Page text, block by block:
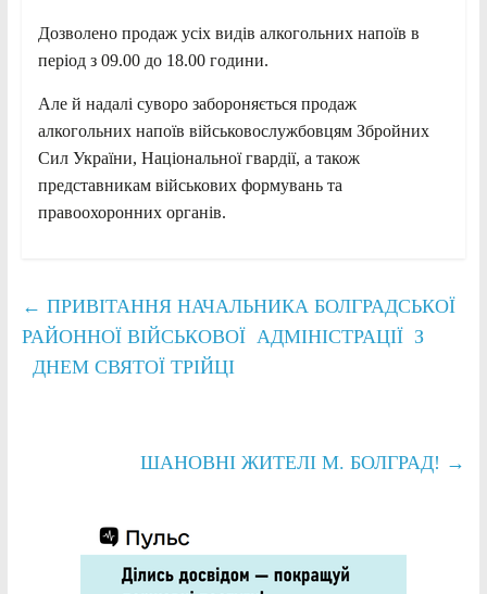
Дозволено продаж усіх видів алкогольних напоїв в
період з 09.00 до 18.00 години.
Але й надалі суворо забороняється продаж
алкогольних напоїв військовослужбовцям Збройних
Сил України, Національної гвардії, а також
представникам військових формувань та
правоохоронних органів.
← ПРИВІТАННЯ НАЧАЛЬНИКА БОЛГРАДСЬКОЇ
РАЙОННОЇ ВІЙСЬКОВОЇ АДМІНІСТРАЦІЇ З
ДНЕМ СВЯТОЇ ТРІЙЦІ
ШАНОВНІ ЖИТЕЛІ М. БОЛГРАД! →